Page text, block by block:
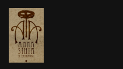
Vés
al
contingut